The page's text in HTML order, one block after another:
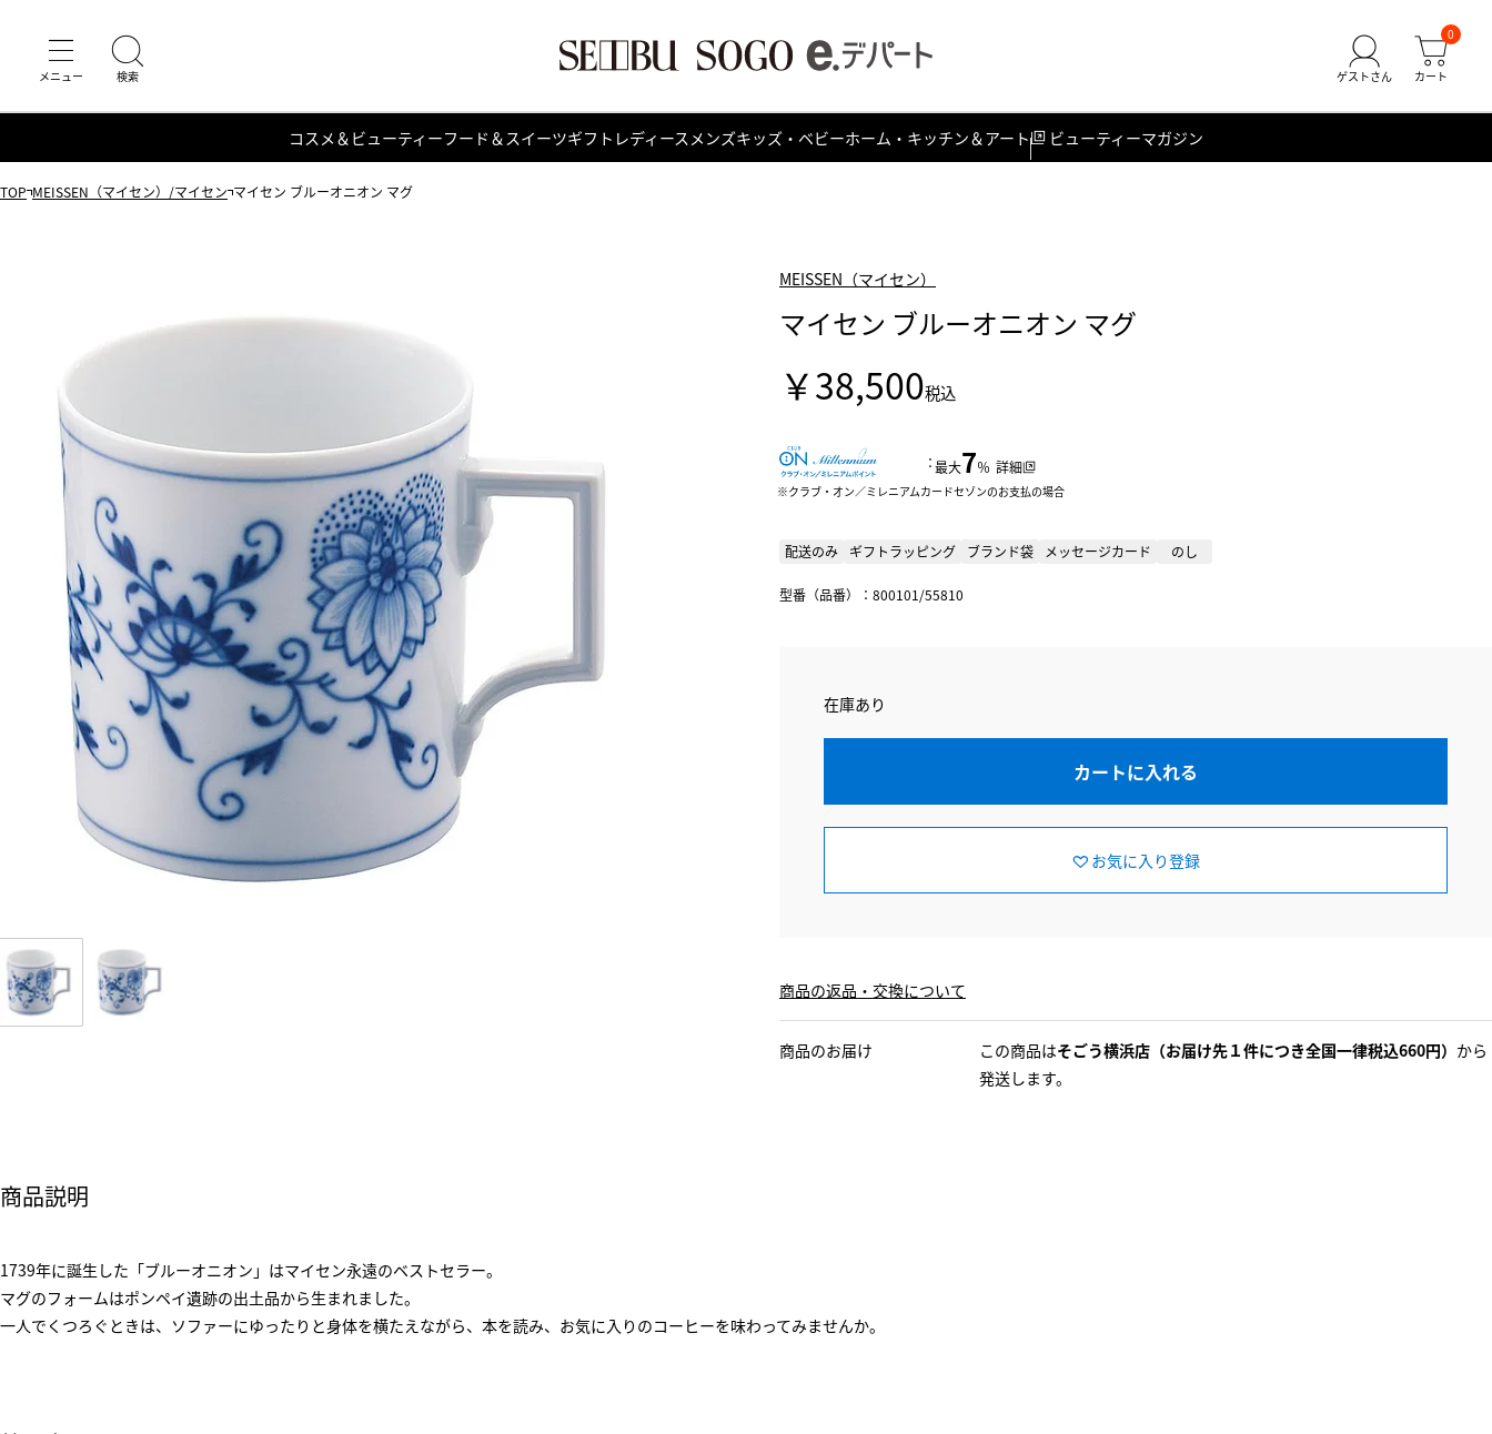
0
コスメ＆ビューティーフード＆スイーツギフト レディース メンズキッズ・ベビーホーム・キッチン＆アート ビューティーマガジン
TOP MEISSEN（マイセン）/マイセン マイセン ブルーオニオン マグ
MEISSEN（マイセン）
マイセン ブルーオニオン マグ
￥38,500税込
：最大7％ 詳細
クラブ・オン／ミレニアムカードセゾンのお支払の場合
配送のみ ギフトラッピング ブランド袋 メッセージカード のし
型番（品番）：800101/55810
在庫あり
カートに入れる
お気に入り登録
商品の返品・交換について
商品のお届け この商品はそごう横浜店（お届け先１件につき全国一律税込660円） から
発送します。
商品説明
1739年に誕生した「ブルーオニオン」はマイセン永遠のベストセラー。
マグのフォームはポンペイ遺跡の出土品から生まれました。
一人でくつろぐときは、ソファーにゆったりと身体を横たえながら、本を読み、お気に入りのコーヒーを味わってみませんか。